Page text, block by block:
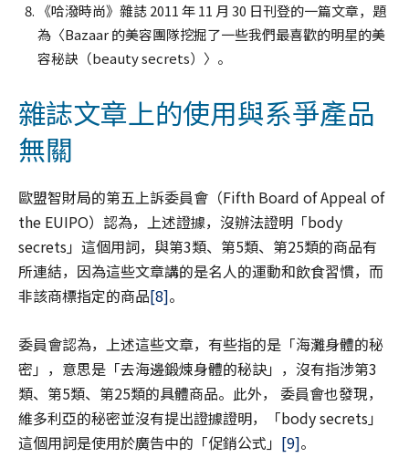
《哈潑時尚》雜誌 2011 年 11 月 30 日刊登的一篇文章，題
為〈Bazaar 的美容團隊挖掘了一些我們最喜歡的明星的美
容秘訣（beauty secrets）〉。
雜誌文章上的使用與系爭產品
無關
歐盟智財局的第五上訴委員會（Fifth Board of Appeal of
the EUIPO）認為，上述證據，沒辦法證明「body
secrets」這個用詞，與第3類、第5類、第25類的商品有
所連結，因為這些文章講的是名人的運動和飲食習慣，而
非該商標指定的商品[8]。
委員會認為，上述這些文章，有些指的是「海灘身體的秘
密」，意思是「去海邊鍛煉身體的秘訣」，沒有指涉第3
類、第5類、第25類的具體商品。此外， 委員會也發現，
維多利亞的秘密並沒有提出證據證明，「body secrets」
這個用詞是使用於廣告中的「促銷公式」 [9]。